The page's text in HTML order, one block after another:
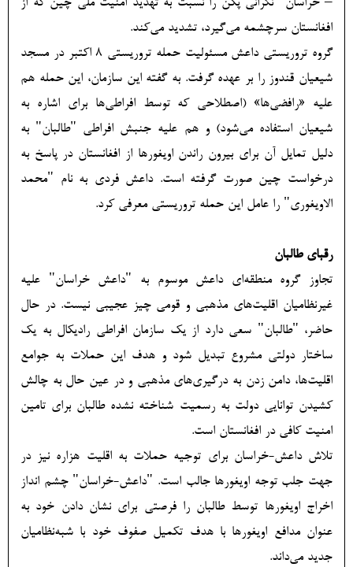
– خراسان" نگرانی پکن را نسبت به تهدید امنیت ملی چین که از
افغانستان سرچشمه می‌گیرد، تشدید می‌کند.
گروه تروریستی داعش مسئولیت حمله تروریستی 8 اکتبر در مسجد
شیعیان قندوز را بر عهده گرفت. به گفته این سازمان، این حمله هم
علیه «رافضی‌ها» (اصطلاحی که توسط افراطی‌ها برای اشاره به
شیعیان استفاده می‌شود) و هم علیه جنبش افراطی "طالبان" به
دلیل تمایل آن برای بیرون راندن اویغورها از افغانستان در پاسخ به
درخواست چین صورت گرفته است. داعش فردی به نام "محمد
الاویغوری" را عامل این حمله تروریستی معرفی کرد.
رقبای طالبان
تجاوز گروه منطقه‌ای داعش موسوم به "داعش خراسان" علیه
غیرنظامیان اقلیت‌های مذهبی و قومی چیز عجیبی نیست. در حال
حاضر، "طالبان" سعی دارد از یک سازمان افراطی رادیکال به یک
ساختار دولتی مشروع تبدیل شود و هدف این حملات به جوامع
اقلیت‌ها، دامن زدن به درگیری‌های مذهبی و در عین حال به چالش
کشیدن توانایی دولت به رسمیت شناخته نشده طالبان برای تامین
امنیت کافی در افغانستان است.
تلاش داعش-خراسان برای توجیه حملات به اقلیت هزاره نیز در
جهت جلب توجه اویغورها جالب است. "داعش-خراسان" چشم انداز
اخراج اویغورها توسط طالبان را فرصتی برای نشان دادن خود به
عنوان مدافع اویغورها با هدف تکمیل صفوف خود با شبه‌نظامیان
جدید می‌داند.